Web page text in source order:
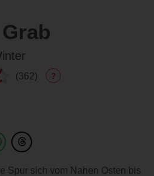
(362) ?
Spur sich vom Nahen Osten bis